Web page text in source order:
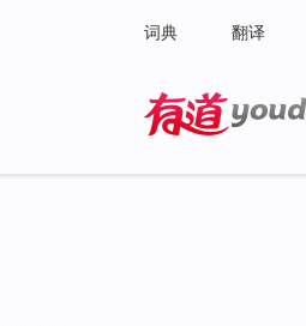
词典 翻译